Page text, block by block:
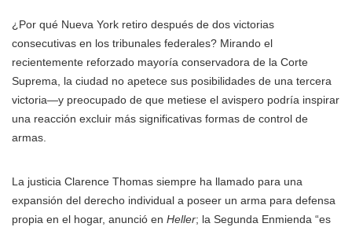
¿Por qué Nueva York retiro después de dos victorias
consecutivas en los tribunales federales? Mirando el
recientemente reforzado mayoría conservadora de la Corte
Suprema, la ciudad no apetece sus posibilidades de una tercera
victoria—y preocupado de que metiese el avispero podría inspirar
una reacción excluir más significativas formas de control de
armas.
La justicia Clarence Thomas siempre ha llamado para una
expansión del derecho individual a poseer un arma para defensa
propia en el hogar, anunció en Heller; la Segunda Enmienda “es